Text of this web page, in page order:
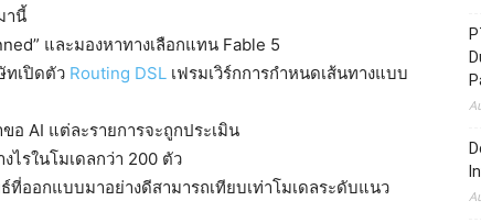
านี้
และมองหาทางเลือกแทน Fable 5
เปิดตัว Routing DSL เฟรมเวิร์กการกำหนดเส้นทางแบบ
AI แต่ละรายการจะถูกประเมิน
ไรในโมเดลกว่า 200 ตัว
ที่ออกแบบมาอย่างดีสามารถเทียบเท่าโมเดลระดับแนว